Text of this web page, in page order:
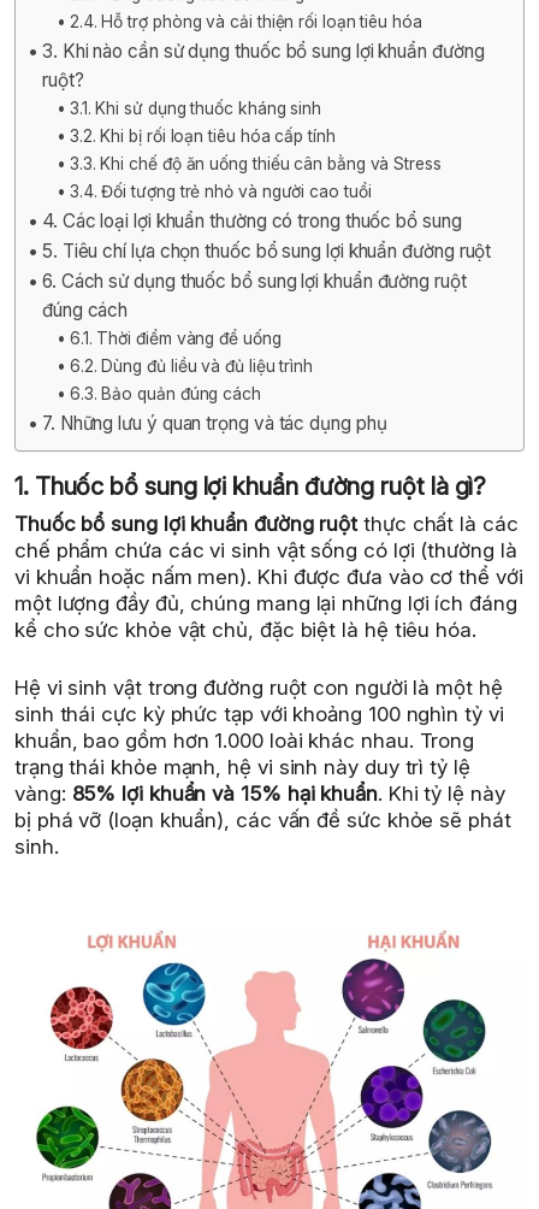
2.4. Hỗ trợ phòng và cải thiện rối loạn tiêu hóa
3. Khi nào cần sử dụng thuốc bổ sung lợi khuẩn đường
ruột?
3.1. Khi sử dụng thuốc kháng sinh
3.2. Khi bị rối loạn tiêu hóa cấp tính
3.3. Khi chế độ ăn uống thiếu cân bằng và Stress
3.4. Đối tượng trẻ nhỏ và người cao tuổi
4. Các loại lợi khuẩn thường có trong thuốc bổ sung
5. Tiêu chí lựa chọn thuốc bổ sung lợi khuẩn đường ruột
6. Cách sử dụng thuốc bổ sung lợi khuẩn đường ruột
đúng cách
6.1. Thời điểm vàng để uống
6.2. Dùng đủ liều và đủ liệu trình
6.3. Bảo quản đúng cách
7. Những lưu ý quan trọng và tác dụng phụ
1. Thuốc bổ sung lợi khuẩn đường ruột là gì?
Thuốc bổ sung lợi khuẩn đường ruộtthực chất là các
chế phẩm chứa các vi sinh vật sống có lợi (thường là
vi khuẩn hoặc nấm men). Khi được đưa vào cơ thể với
một lượng đầy đủ, chúng mang lại những lợi ích đáng
kể cho sức khỏe vật chủ, đặc biệt là hệ tiêu hóa.
Hệ vi sinh vật trong đường ruột con người là một hệ
sinh thái cực kỳ phức tạp với khoảng 100 nghìn tỷ vi
khuẩn, bao gồm hơn 1.000 loài khác nhau. Trong
trạng thái khỏe mạnh, hệ vi sinh này duy trì tỷ lệ
vàng: 85% lợi khuẩn và 15% hại khuẩn. Khi tỷ lệ này
bị phá vỡ (loạn khuẩn), các vấn đề sức khỏe sẽ phát
sinh.